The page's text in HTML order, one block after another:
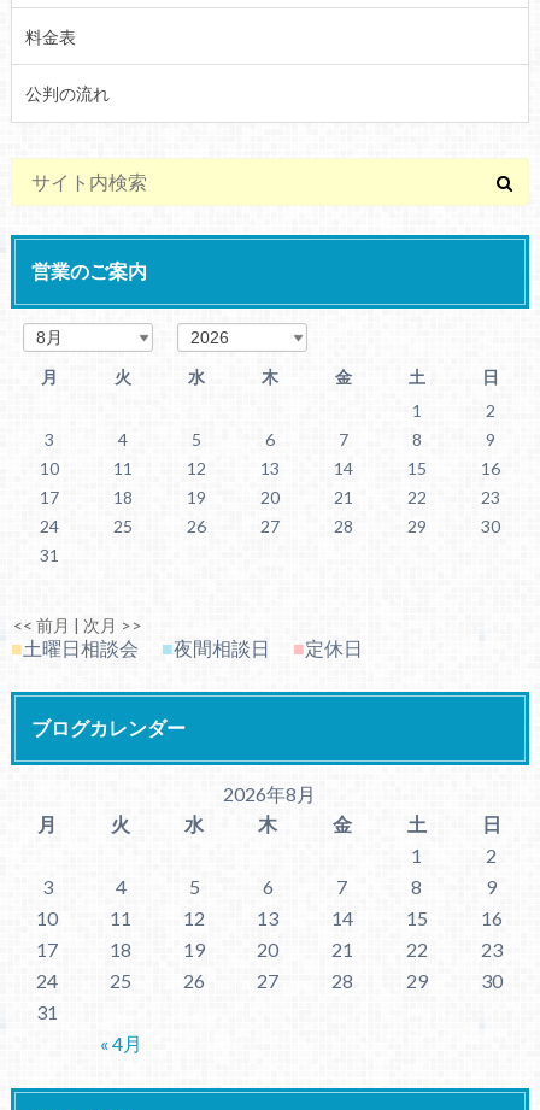
料金表
公判の流れ
営業のご案内
月 火 水 木 金 土 日
<< 前月 | 次月 >>
1
2
3
4 5 6 7 8
9
10
11 12 13 14 15
16
17
18 19 20 21 22
23
24
25 26 27 28 29
30
31
■土曜日相談会 ■夜間相談日 ■定休日
ブログカレンダー
2026年8月
月
火 水 木 金 土 日
« 4月
1
2
3
4 5 6 7 8
9
10
11 12 13 14 15
16
17
18 19 20 21 22
23
24
25 26 27 28 29
30
31